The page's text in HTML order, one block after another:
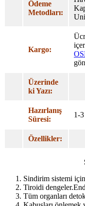
Ödeme
Metodları:
Kargo:
Üzerinde
ki Yazı:
Hazırlanış
Süresi:
1-
Özellikler:
Sindirim sistemi için
Tiroidi
Tüm organları